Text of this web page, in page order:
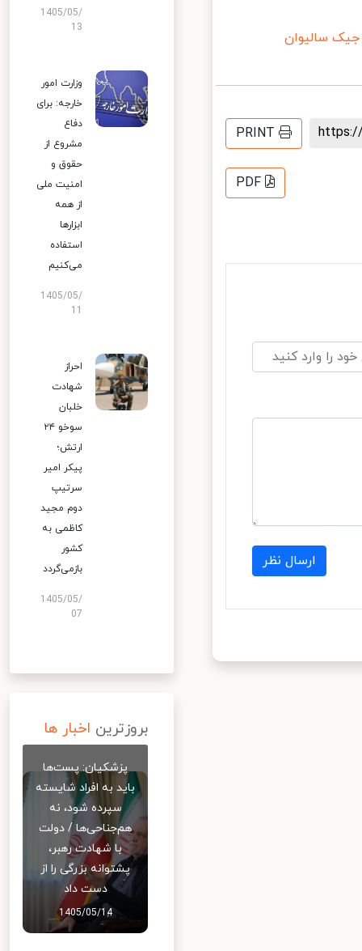
سالیوان
PRINT
PDF
ارسال نظر
1405/05/
13
وزارت امور
خارجه: برای
دفاع
مشروع از
حقوق و
امنیت ملی
از همه
ابزارها
استفاده
می‌کنیم
1405/05/
احراز
شهادت
خلبان
سوخو ۲۴
ارتش؛
پیکر امیر
سرتیپ
دوم مجید
کاظمی به
کشور
بازمی‌گردد
1405/05/
07
بروزترین اخبار ها
پزشکیان: پست‌ها
باید به افراد شایسته
سپرده شود، نه
هم‌جناحی‌ها / دولت
با شهادت رهبر،
پشتوانه بزرگی را از
دست داد
1405/05/14